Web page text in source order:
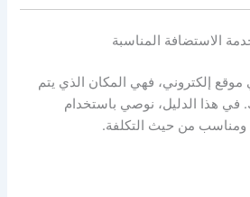
الاستضافة المناسبة
إلكتروني، فهي المكان الذي يتم
في هذا الدليل، نوصي باستخدام